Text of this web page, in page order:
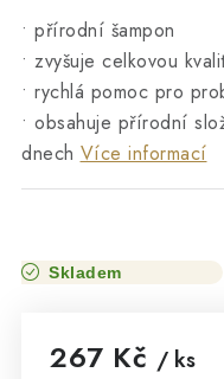
• přírodní šampon
• zvyšuje celkovou
• rychlá pomoc pro
• obsahuje přírodní
dnech Více informací
Skladem
267 Kč / ks